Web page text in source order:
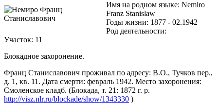
Имя на родном языке: Nemiro
Franz Stanislaw
Годы жизни: 1877 - 02.1942
Род деятельности:
Участок: 11
Блокадное захоронение.
Франц Станиславович проживал по адресу: В.О., Тучков пер.,
д. 1, кв. 11. Дата смерти: февраль 1942. Место захоронения:
Смоленское кладб. (Блокада, т. 21: 1872 г. р.
http://visz.nlr.ru/blockade/show/1343330 )